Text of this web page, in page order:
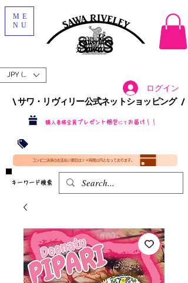
JPY (¥)
ログイン
\ サワ・リヴィリー公式ネットショッピング /​
購入者様全員 プレゼント梱包 にて お届け！！
​(35000円（税込）未満のご購入は全国送料890円（沖縄・北海道除く）（梱包手数料込み）
コンビニ決済のお支払い期日は２４時間以内となっております。
​キーワード検索
ME
NU